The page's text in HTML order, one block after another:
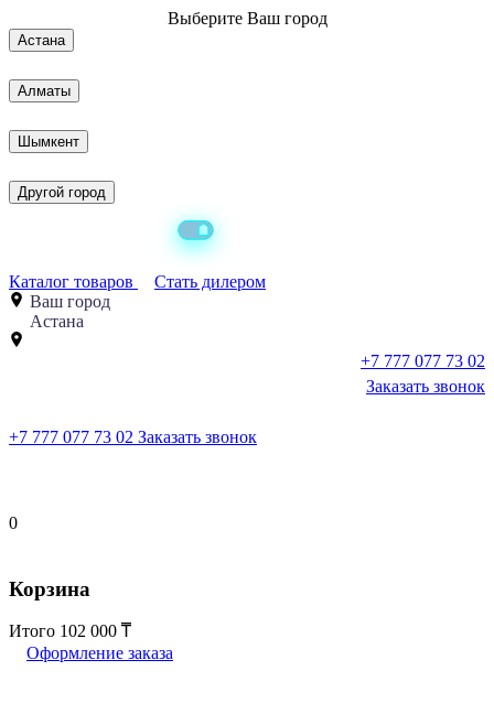
Выберите Ваш город
Астана
Алматы
Шымкент
Другой город
Каталог товаров
Стать дилером
Ваш город
Астана
+7 777 077 73 02
Заказать звонок
+7 777 077 73 02 Заказать звонок
0
Корзина
Итого 102 000
Оформление заказа